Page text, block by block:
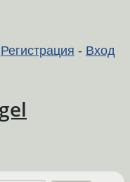
Регистрация - Вход